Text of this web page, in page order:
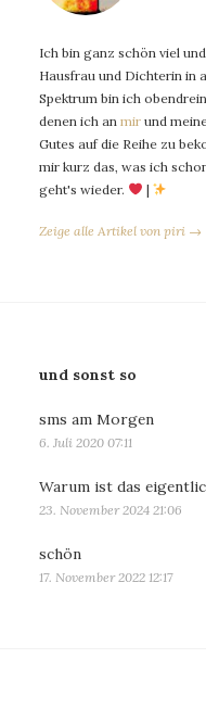
Ich bin ganz schön viel
Hausfrau und Dichterin in
Spektrum bin ich
denen ich an mir und
Gutes auf die Reihe zu
mir kurz das, was ich
geht's wieder.
|
Zeige alle Artikel von piri →
und sonst so
sms am Morgen
6. Juli 2020 07:11
Warum ist das
23. November 2024 21:06
schön
17. November 2022 12:17